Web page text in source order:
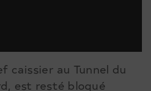
caissier au Tunnel du
est resté bloqué